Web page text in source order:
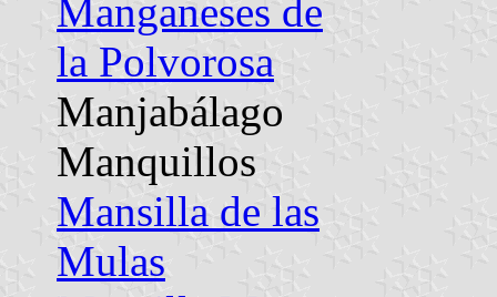
Manganeses de
la Polvorosa
Manjabálago
Manquillos
Mansilla de las
Mulas